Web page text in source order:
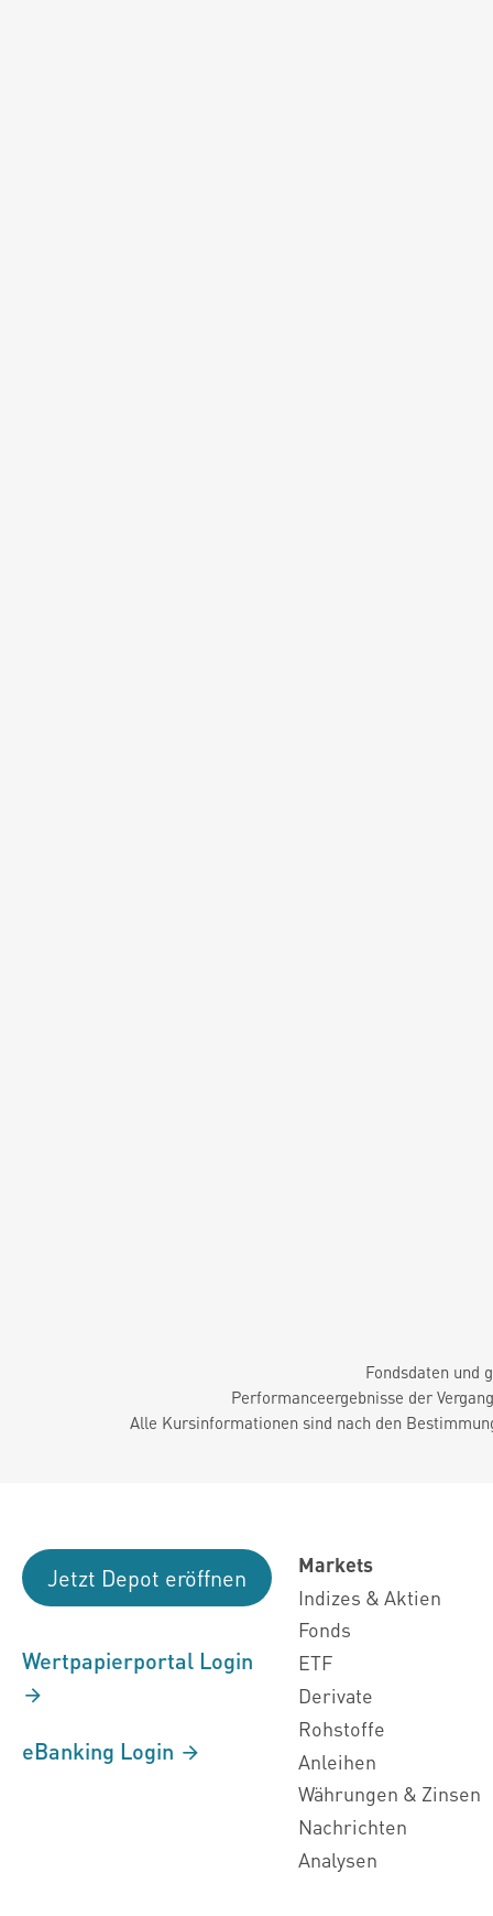
Fondsdaten und
Performanceergebnisse der
Alle Kursinformationen sind nach den
Jetzt Depot eröffnen
Wertpapierportal Login
eBanking Login
Markets
Indizes & Aktien
Fonds
ETF
Derivate
Rohstoffe
Anleihen
Währungen & Zinsen
Nachrichten
Analysen